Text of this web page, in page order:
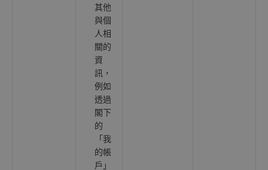
其他
與個
人相
關的
資
訊，
例如
透過
閣下
的
「我
的帳
戶」